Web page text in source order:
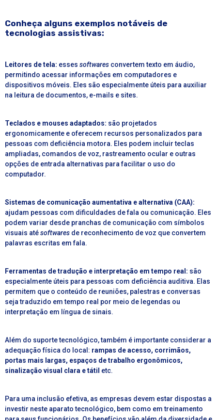
Conheça alguns exemplos notáveis de
tecnologias assistivas:
Leitores de tela: esses softwares convertem texto em áudio,
permitindo acessar informações em computadores e
dispositivos móveis. Eles são especialmente úteis para auxiliar
na leitura de documentos, e-mails e sites.
Teclados e mouses adaptados: são projetados
ergonomicamente e oferecem recursos personalizados para
pessoas com deficiência motora. Eles podem incluir teclas
ampliadas, comandos de voz, rastreamento ocular e outras
opções de entrada alternativas para facilitar o uso do
computador.
Sistemas de comunicação aumentativa e alternativa (CAA):
ajudam pessoas com dificuldades de fala ou comunicação. Eles
podem variar desde pranchas de comunicação com símbolos
visuais atésoftwares de reconhecimento de voz que convertem
palavras escritas em fala.
Ferramentas de tradução e interpretação em tempo real: são
especialmente úteis para pessoas com deficiência auditiva. Elas
permitem que o conteúdo de reuniões, palestras e conversas
seja traduzido em tempo real por meio de legendas ou
interpretação em língua de sinais.
Além do suporte tecnológico, também é importante considerar a
adequação física do local: rampas de acesso, corrimãos,
portas mais largas, espaços de trabalho ergonômicos,
sinalização visual clara e tátil etc.
Para uma inclusão efetiva, as empresas devem estar dispostas a
investir neste aparato tecnológico, bem como em treinamento